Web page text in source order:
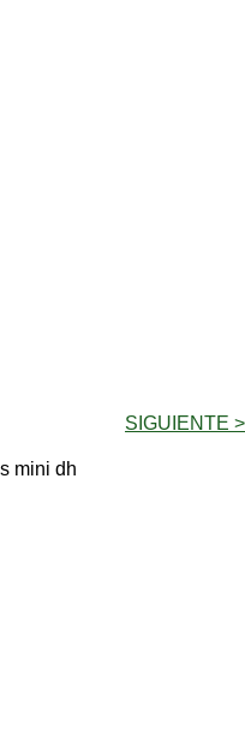
SIGUIENTE >
mini dh